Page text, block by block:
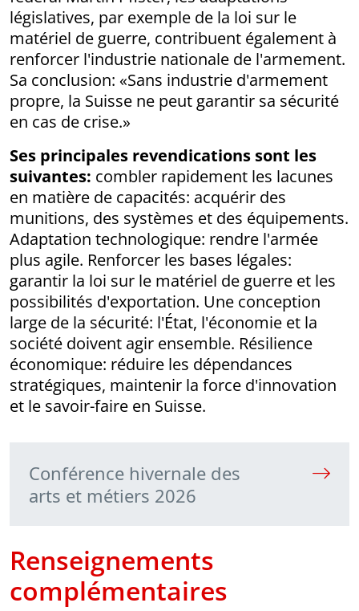
législatives, par exemple de la loi sur le
matériel de guerre, contribuent également à
renforcer l'industrie nationale de l'armement.
Sa conclusion: «Sans industrie d'armement
propre, la Suisse ne peut garantir sa sécurité
en cas de crise.»
Ses principales revendications sont les
suivantes: combler rapidement les lacunes
en matière de capacités: acquérir des
munitions, des systèmes et des équipements.
Adaptation technologique: rendre l'armée
plus agile. Renforcer les bases légales:
garantir la loi sur le matériel de guerre et les
possibilités d'exportation. Une conception
large de la sécurité: l'État, l'économie et la
société doivent agir ensemble. Résilience
économique: réduire les dépendances
stratégiques, maintenir la force d'innovation
et le savoir-faire en Suisse.
Conférence hivernale des
arts et métiers 2026
Renseignements
complémentaires